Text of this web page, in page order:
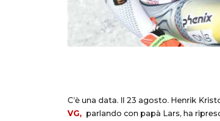
C’è una data. Il 23 agosto. Henrik
VG, parlando con papà Lars, ha